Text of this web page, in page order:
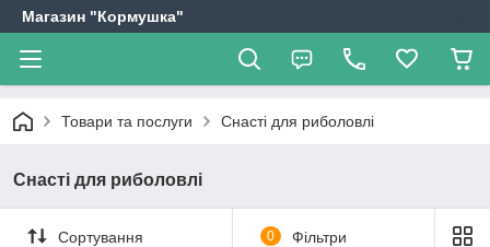
Магазин "Кормушка"
Товари та послуги Снасті для риболовлі
Снасті для риболовлі
Сортування 0 Фільтри